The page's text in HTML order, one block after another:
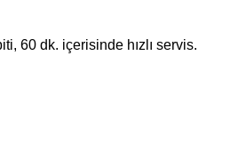
60 dk. içerisinde hızlı servis.